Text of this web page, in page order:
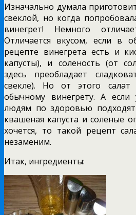
Изначально думала
свеклой, но когда
винегрет! Немного
Отличается вкусом, если в
рецепте винегрета есть и
капусты), и соленость (от
здесь преобладает
свекле). Но от этого салат
обычному винегрету. А
людям по здоровью
квашеная капуста и соленые
хочется, то такой рецепт
незаменим.
Итак, ингредиенты: